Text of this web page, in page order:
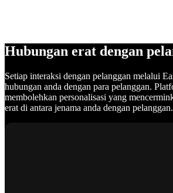
Hubungan erat dengan
Setiap interaksi dengan pelanggan melalui
hubungan anda dengan para pelanggan.
membolehkan personalisasi yang
erat di antara jenama anda dengan pelanggan.